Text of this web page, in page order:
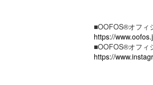
■OOFOS®︎オフィ
https://
■OOFOS®︎オフィ
https://